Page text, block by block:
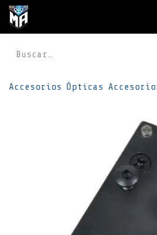
Ir al contenido
Accesorios Ópticas